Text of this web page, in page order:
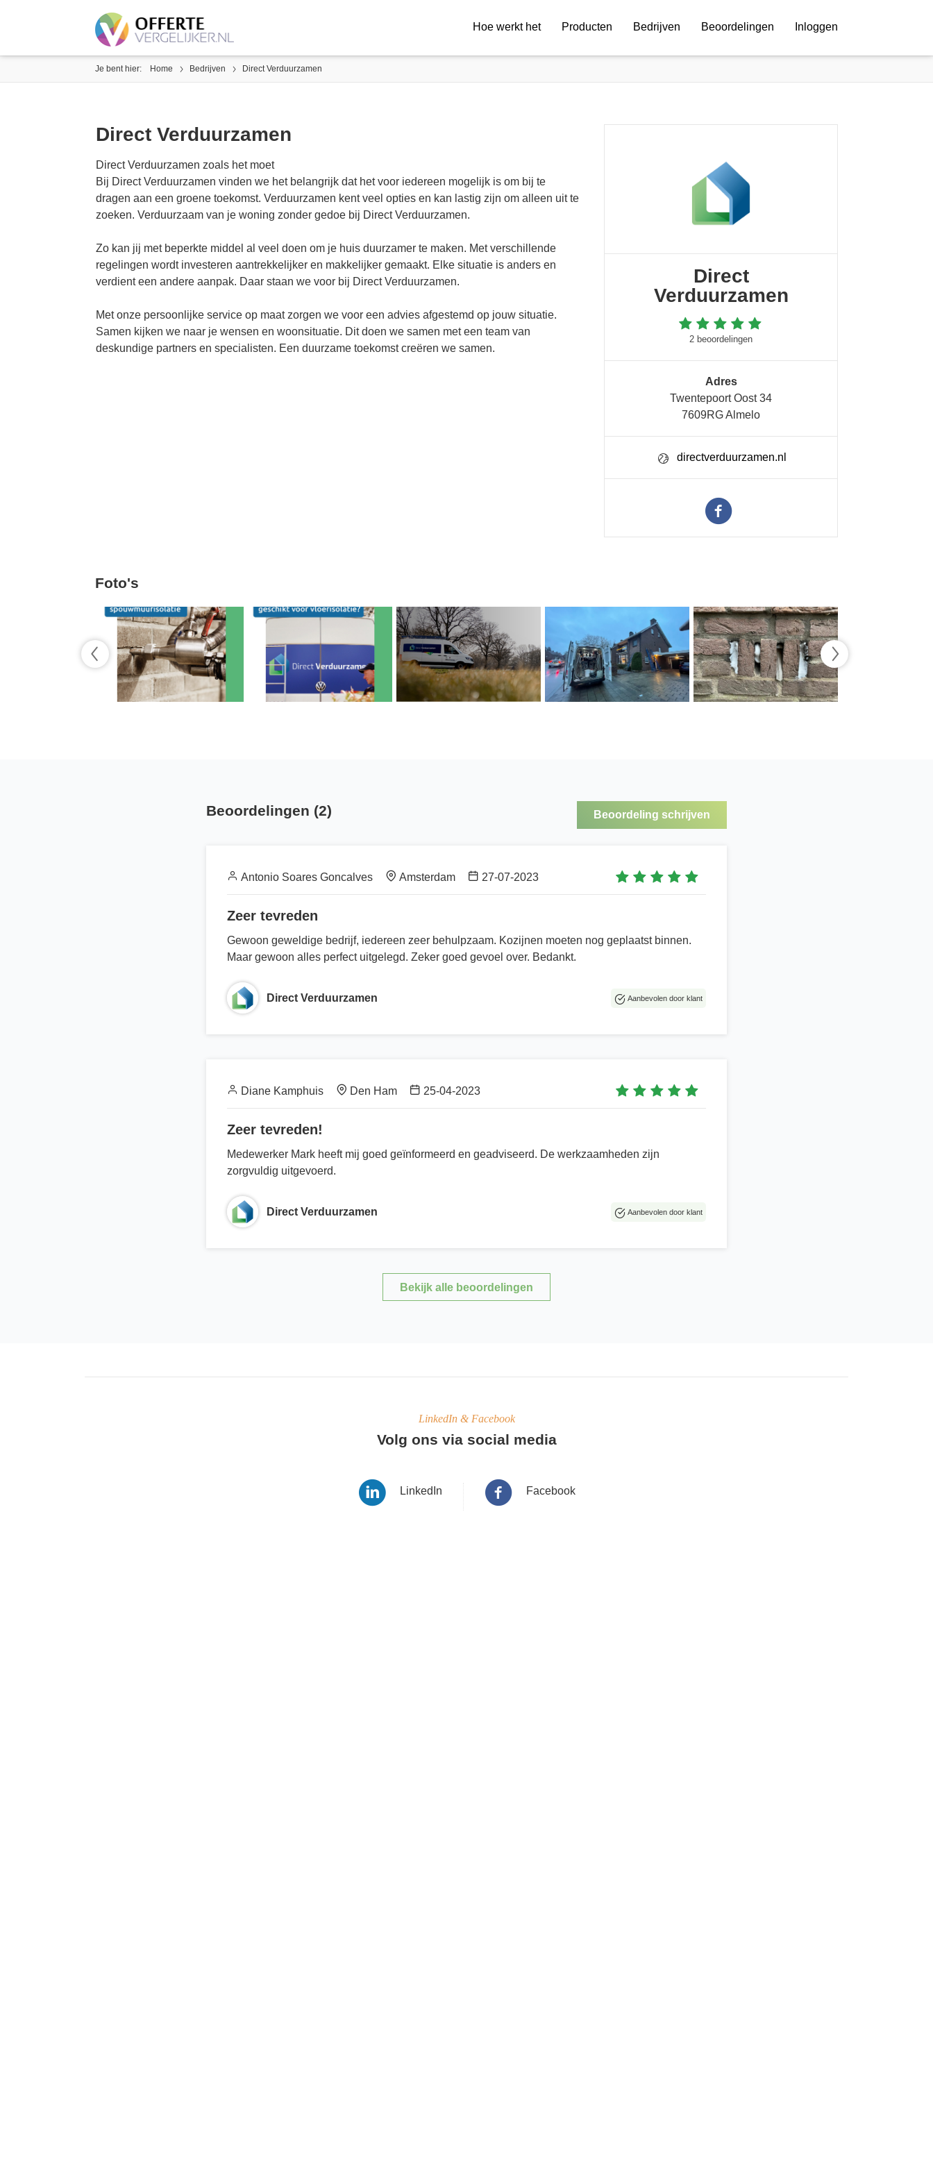
Hoe werkt het Producten Bedrijven Beoordelingen Inloggen
Je bent hier: Home Bedrijven Direct Verduurzamen
Direct Verduurzamen
Direct Verduurzamen zoals het moet
Bij Direct Verduurzamen vinden we het belangrijk dat het voor iedereen mogelijk is om bij te
dragen aan een groene toekomst. Verduurzamen kent veel opties en kan lastig zijn om alleen uit te
zoeken. Verduurzaam van je woning zonder gedoe bij Direct Verduurzamen.
Zo kan jij met beperkte middel al veel doen om je huis duurzamer te maken. Met verschillende
regelingen wordt investeren aantrekkelijker en makkelijker gemaakt. Elke situatie is anders en
verdient een andere aanpak. Daar staan we voor bij Direct Verduurzamen.
Met onze persoonlijke service op maat zorgen we voor een advies afgestemd op jouw situatie.
Samen kijken we naar je wensen en woonsituatie. Dit doen we samen met een team van
deskundige partners en specialisten. Een duurzame toekomst creëren we samen.
Direct
Verduurzamen
2 beoordelingen
Adres
Twentepoort Oost 34
7609RG Almelo
directverduurzamen.nl
Foto's
Beoordelingen (2) Beoordeling schrijven
Antonio Soares Goncalves Amsterdam 27-07-2023
Zeer tevreden
Gewoon geweldige bedrijf, iedereen zeer behulpzaam. Kozijnen moeten nog geplaatst binnen.
Maar gewoon alles perfect uitgelegd. Zeker goed gevoel over. Bedankt.
Direct Verduurzamen Aanbevolen door klant
Diane Kamphuis Den Ham 25-04-2023
Zeer tevreden!
Medewerker Mark heeft mij goed geïnformeerd en geadviseerd. De werkzaamheden zijn
zorgvuldig uitgevoerd.
Direct Verduurzamen Aanbevolen door klant
Bekijk alle beoordelingen
LinkedIn & Facebook
Volg ons via social media
LinkedIn Facebook